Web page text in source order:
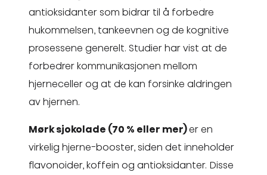
antioksidanter som bidrar til å forbedre
hukommelsen, tankeevnen og de kognitive
prosessene generelt. Studier har vist at de
forbedrer kommunikasjonen mellom
hjerneceller og at de kan forsinke aldringen
av hjernen.
Mørk sjokolade (70 % eller mer)er en
virkelig hjerne-booster, siden det inneholder
flavonoider, koffein og antioksidanter. Disse